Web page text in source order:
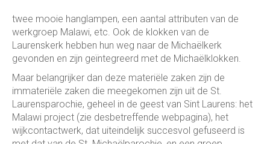
twee mooie hanglampen, een aantal attributen van de
werkgroep Malawi, etc. Ook de klokken van de
Laurenskerk hebben hun weg naar de Michaëlkerk
gevonden en zijn geïntegreerd met de Michaëlklokken.
Maar belangrijker dan deze materiële zaken zijn de
immateriële zaken die meegekomen zijn uit de St.
Laurensparochie, geheel in de geest van Sint Laurens: het
Malawi project (zie desbetreffende webpagina), het
wijkcontactwerk, dat uiteindelijk succesvol gefuseerd is